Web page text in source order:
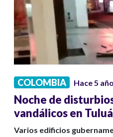
COLOMBIA Hace 5
Noche de
vandálicos en
Varios edificios